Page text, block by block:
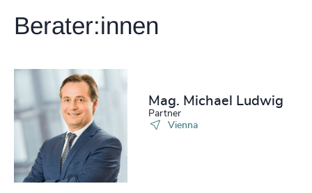
Berater:innen
Mag. Michael Ludwig
Partner
Vienna